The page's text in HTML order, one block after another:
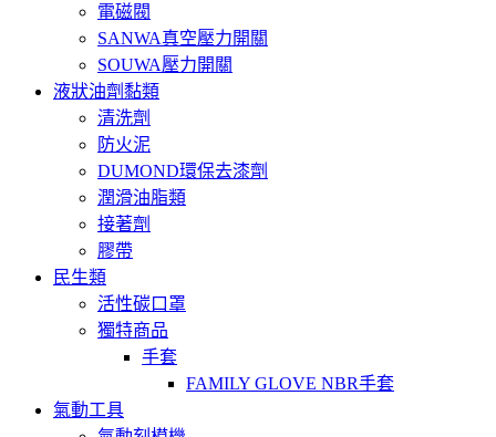
電磁閥
SANWA真空壓力開關
SOUWA壓力開關
液狀油劑黏類
清洗劑
防火泥
DUMOND環保去漆劑
潤滑油脂類
接著劑
膠帶
民生類
活性碳口罩
獨特商品
手套
FAMILY GLOVE NBR手套
氣動工具